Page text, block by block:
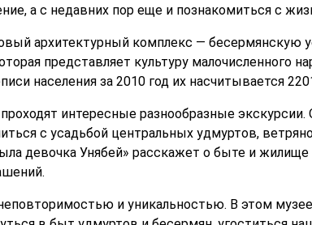
а с недавних пор еще и познакомиться с
архитектурный комплекс — бесермянскую
представляет культуру малочисленного
населения за 2010 год их насчитывается
интересные разнообразные
с усадьбой центральных удмуртов,
девочка Унябей» расскажет о быте и
и уникальностью. В этом